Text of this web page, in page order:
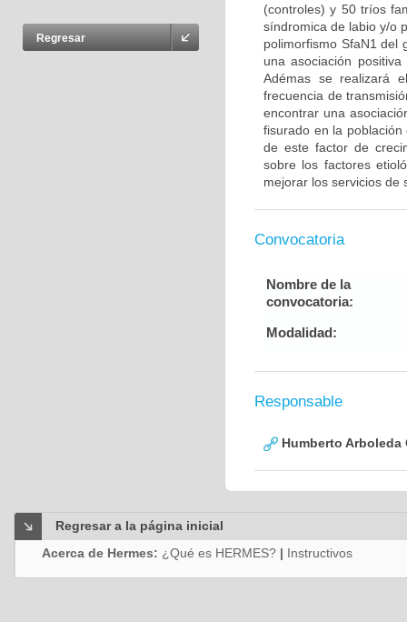
Regresar
(controles) y 50 tríos
síndromica de labio y/o
polimorfismo SfaN1 del
una asociación
Adémas se realizará
frecuencia de
encontrar una
fisurado en la
de este factor de
sobre los factores
mejorar los servicios de
Convocatoria
Nombre de la
convocatoria:
Modalidad:
Responsable
Humberto Arboleda
Regresar a la página inicial
Acerca de Hermes: ¿Qué es HERMES? | Instructivos